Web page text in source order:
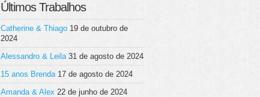
Últimos Trabalhos
Catherine & Thiago 19 de outubro de
2024
Alessandro & Leila 31 de agosto de 2024
15 anos Brenda 17 de agosto de 2024
Amanda & Alex 22 de junho de 2024